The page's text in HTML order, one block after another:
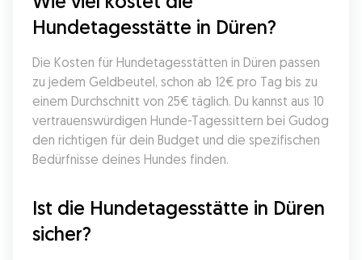
Hundetagesstätte in Düren?
Die Kosten für Hundetagesstätten in Düren passen
zu jedem Geldbeutel, schon ab 12€ pro Tag bis zu
einem Durchschnitt von 25€ täglich. Du kannst aus 10
vertrauenswürdigen Hunde-Tagessittern bei Gudog
den richtigen für dein Budget und die spezifischen
Bedürfnisse deines Hundes finden.
Ist die Hundetagesstätte in Düren
sicher?